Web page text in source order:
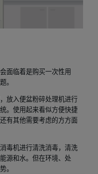
面临着是购买一次性用
。
放入便盆粉碎处理机进行
。使用起来看似方便快捷
有其他需要考虑的方方面
毒机进行清洗消毒，清洗
源和水。但在环境、处
。